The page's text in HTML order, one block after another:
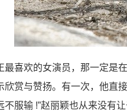
最喜欢的女演员，那一定是
欣赏与赞扬。有一次，他直
不服输 !”赵丽颖也从来没有